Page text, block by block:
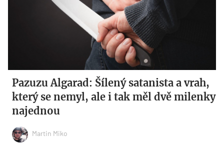
Pazuzu Algarad: Šílený satanista a vrah,
který se nemyl, ale i tak měl dvě milenky
najednou
Martin Miko